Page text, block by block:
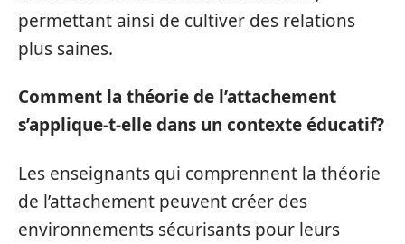
permettant ainsi de cultiver des relations
plus saines.
Comment la théorie de l’attachement
s’applique-t-elle dans un contexte éducatif?
Les enseignants qui comprennent la théorie
de l’attachement peuvent créer des
environnements sécurisants pour leurs